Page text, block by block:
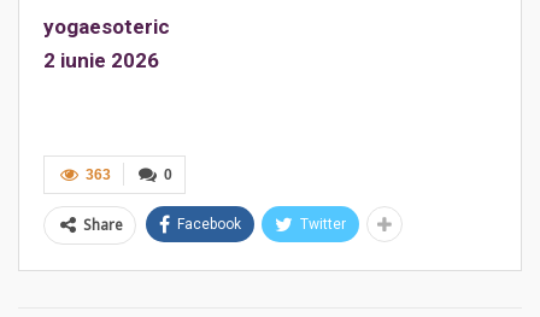
yogaesoteric
2 iunie 2026
0
363
Share Facebook Twitter